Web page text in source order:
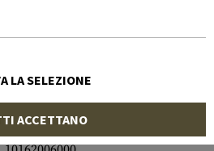
LA SELEZIONE
ACCETTANO